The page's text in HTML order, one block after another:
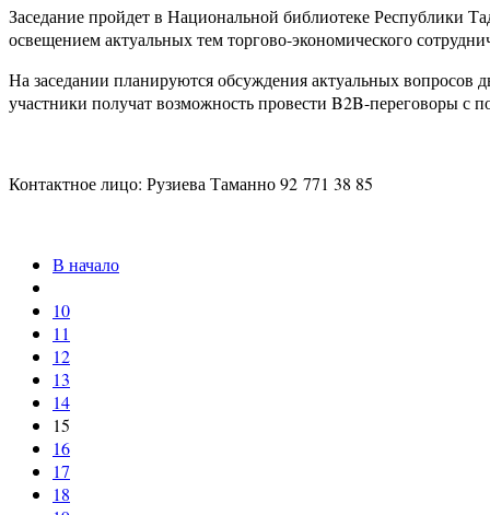
Заседание пройдет в Национальной библиотеке Республики
освещением актуальных тем торгово-экономического
На заседании планируются обсуждения актуальных вопросов
участники получат возможность провести B2B-переговоры
Контактное лицо: Рузиева Таманно 92 771 38 85
В начало
10
11
12
13
14
15
16
17
18